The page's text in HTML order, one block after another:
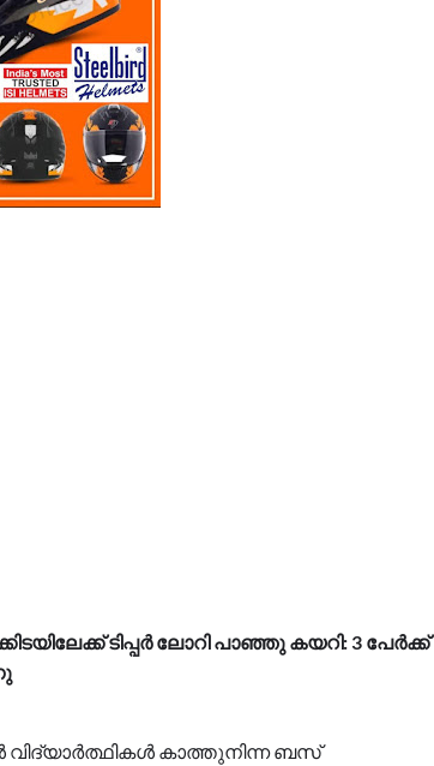
ടിപ്പർ ലോറി പാഞ്ഞു കയറി: 3 പേർക്ക്
വിദ്യാർത്ഥികൾ കാത്തുനിന്ന ബസ്